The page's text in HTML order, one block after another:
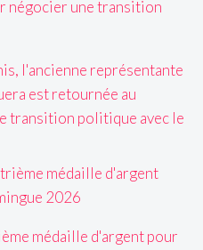
l'ancienne représentante
est retournée au
transition politique avec le
médaille d'argent pour